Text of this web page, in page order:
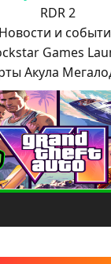
RDR 2
Новости и
Games
Акула